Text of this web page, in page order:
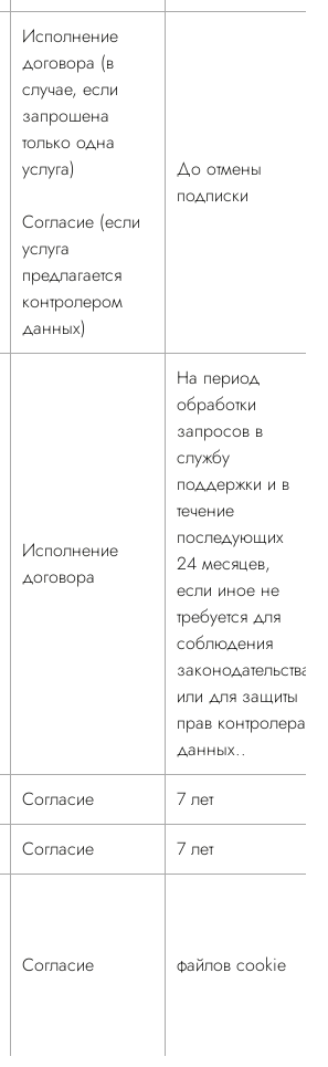
Исполнение
договора (в
случае, если
запрошена
только одна
услуга)
Согласие (если
услуга
предлагается
контролером
данных)
До отмены
подписки
Исполнение
договора
На период
обработки
запросов в
службу
поддержки и в
течение
последующих
24 месяцев,
если иное не
требуется для
соблюдения
законодательства
или для защиты
прав контролера
данных..
Согласие
7 лет
Согласие
7 лет
Согласие файлов cookie